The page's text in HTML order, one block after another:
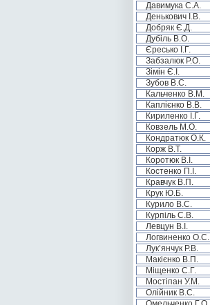
Давимука С.А.
Денькович І.В.
Добряк Є.Д.
Дубіль В.О.
Єресько І.Г.
Забзалюк Р.О.
Зімін Є.І.
Зубов В.С.
Кальченко В.М.
Каплієнко В.В.
Кириленко І.Г.
Ковзель М.О.
Кондратюк О.К.
Корж В.Т.
Коротюк В.І.
Костенко П.І.
Кравчук В.П.
Крук Ю.Б.
Курило В.С.
Курпіль С.В.
Левцун В.І.
Логвиненко О.С.
Лук’янчук Р.В.
Макієнко В.П.
Міщенко С.Г.
Мостіпан У.М.
Олійник В.С.